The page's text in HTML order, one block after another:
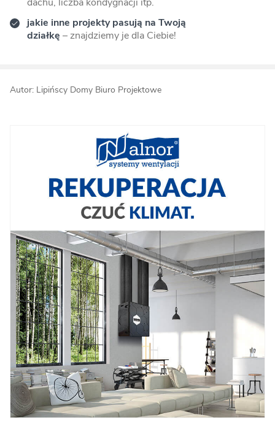
jakie inne projekty pasują na Twoją
działkę – znajdziemy je dla Ciebie!
Autor: Lipińscy Domy Biuro Projektowe